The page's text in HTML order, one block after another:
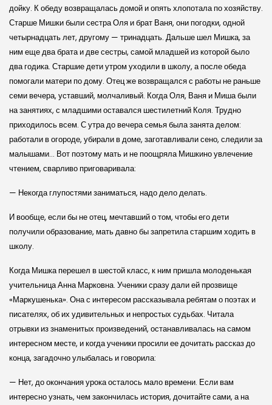
дойку. К обеду возвращалась домой и опять хлопотала по хозяйству.
Старше Мишки были сестра Оля и брат Ваня, они погодки, одной
четырнадцать лет, другому — тринадцать. Дальше шел Мишка, за
ним еще два брата и две сестры, самой младшей из которой было
два годика. Старшие дети утром уходили в школу, а после обеда
помогали матери по дому. Отец же возвращался с работы не раньше
семи вечера, уставший, молчаливый. Когда Оля, Ваня и Миша были
на занятиях, с младшими оставался шестилетний Коля. Трудно
приходилось всем. С утра до вечера семья была занята делом:
работали в огороде, убирали в доме, заготавливали сено, следили за
малышами… Вот поэтому мать и не поощряла Мишкино увлечение
чтением, сварливо приговаривала:
— Некогда глупостями заниматься, надо дело делать.
И вообще, если бы не отец, мечтавший о том, чтобы его дети
получили образование, мать давно бы запретила старшим ходить в
школу.
Когда Мишка перешел в шестой класс, к ним пришла молоденькая
учительница Анна Марковна. Ученики сразу дали ей прозвище
«Маркушенька». Она с интересом рассказывала ребятам о поэтах и
писателях, об их удивительных и непростых судьбах. Читала
отрывки из знаменитых произведений, останавливалась на самом
интересном месте, и когда ученики просили ее дочитать рассказ до
конца, загадочно улыбалась и говорила:
— Нет, до окончания урока осталось мало времени. Если вам
интересно узнать, чем закончилась история, дочитайте сами, а на